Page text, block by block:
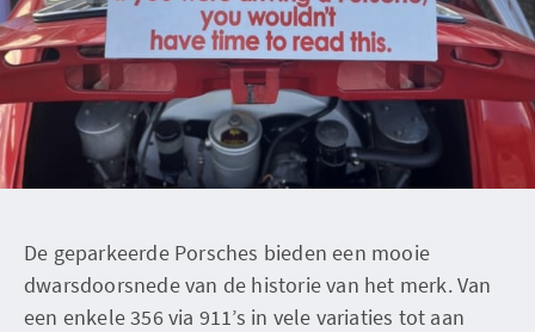
De geparkeerde Porsches bieden een mooie
dwarsdoorsnede van de historie van het merk. Van
een enkele 356 via 911’s in vele variaties tot aan